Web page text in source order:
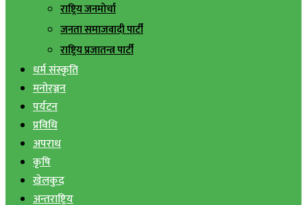
राष्ट्रिय जनमोर्चा
जनता समाजवादी पार्टी
राष्ट्रिय प्रजातन्त्र पार्टी
धर्म संस्कृति
मनोरञ्जन
पर्यटन
प्रविधि
अपराध
कृषि
खेलकुद
अन्तराष्ट्रिय